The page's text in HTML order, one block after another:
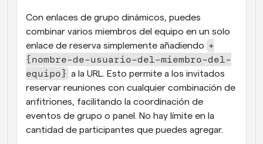
Con enlaces de grupo dinámicos, puedes
combinar varios miembros del equipo en un solo
enlace de reserva simplemente añadiendo +
{nombre-de-usuario-del-miembro-del-
equipo} a la URL. Esto permite a los invitados
reservar reuniones con cualquier combinación de
anfitriones, facilitando la coordinación de
eventos de grupo o panel. No hay límite en la
cantidad de participantes que puedes agregar.